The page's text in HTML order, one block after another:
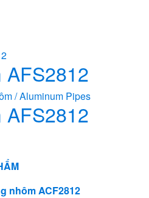
/ Aluminum Pipes
nhôm ACF2812